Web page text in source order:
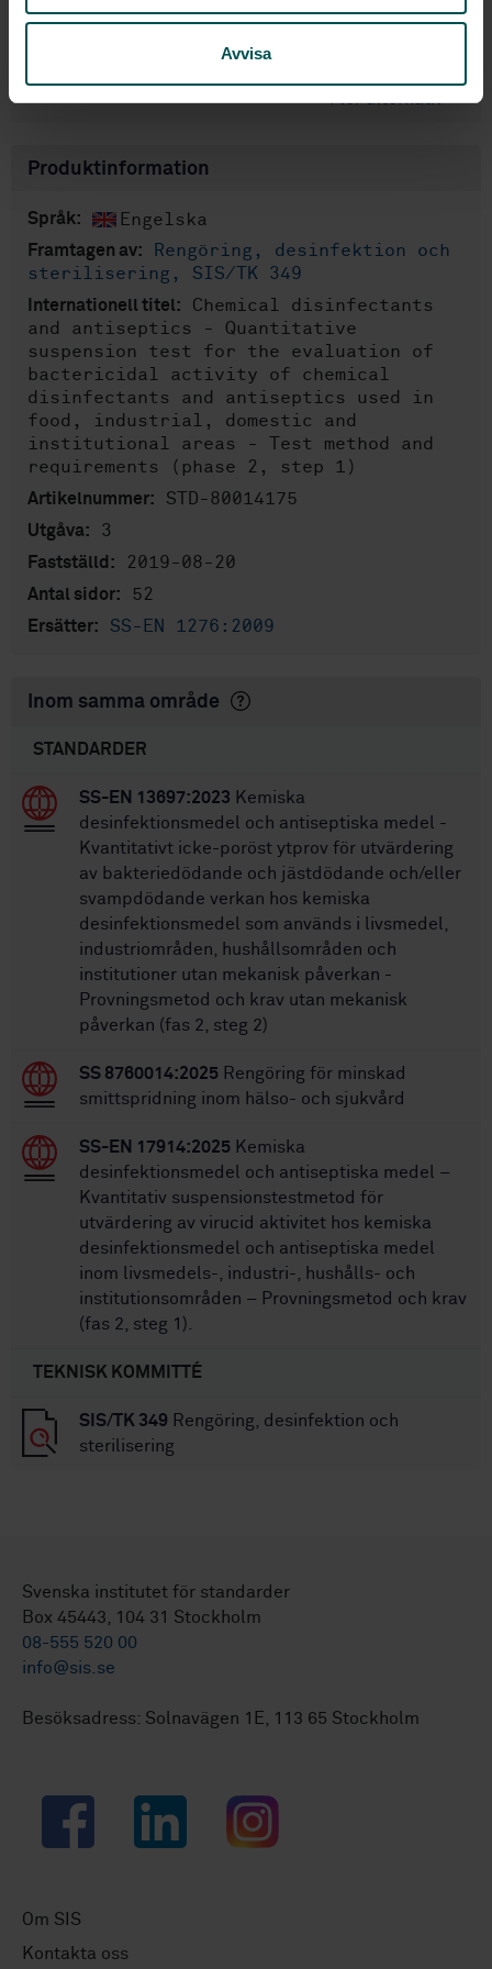
Avvisa
Lägg i varukorgen
Fler alternativ
Produktinformation
Språk: Engelska
Framtagen av:
Rengöring, desinfektion och
sterilisering, SIS/TK 349
Internationell titel:
Chemical disinfectants
and antiseptics - Quantitative
suspension test for the evaluation of
bactericidal activity of chemical
disinfectants and antiseptics used in
food, industrial, domestic and
institutional areas - Test method and
requirements (phase 2, step 1)
Artikelnummer: STD-80014175
Utgåva: 3
Fastställd: 2019-08-20
Antal sidor: 52
Ersätter: SS-EN 1276:2009
Inom samma område
STANDARDER
SS-EN 13697:2023 Kemiska
desinfektionsmedel och antiseptiska medel -
Kvantitativt icke-poröst ytprov för utvärdering
av bakteriedödande och jästdödande och/eller
svampdödande verkan hos kemiska
desinfektionsmedel som används i livsmedel,
industriområden, hushållsområden och
institutioner utan mekanisk påverkan -
Provningsmetod och krav utan mekanisk
påverkan (fas 2, steg 2)
SS 8760014:2025 Rengöring för minskad
smittspridning inom hälso- och sjukvård
SS-EN 17914:2025 Kemiska
desinfektionsmedel och antiseptiska medel –
Kvantitativ suspensionstestmetod för
utvärdering av virucid aktivitet hos kemiska
desinfektionsmedel och antiseptiska medel
inom livsmedels-, industri-, hushålls- och
institutionsområden – Provningsmetod och krav
(fas 2, steg 1).
TEKNISK KOMMITTÉ
SIS/TK 349 Rengöring, desinfektion och
sterilisering
Svenska institutet för standarder
Box 45443, 104 31 Stockholm
08-555 520 00
info@sis.se
Besöksadress: Solnavägen 1E, 113 65 Stockholm
Facebook LinkedIn Instagram
Om SIS
Kontakta oss